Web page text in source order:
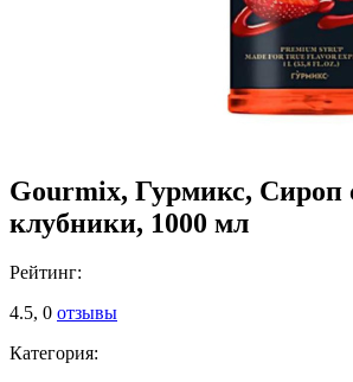
Gourmix, Гурмикс, Сироп
клубники, 1000 мл
Рейтинг:
4.5, 0 отзывы
Категория: